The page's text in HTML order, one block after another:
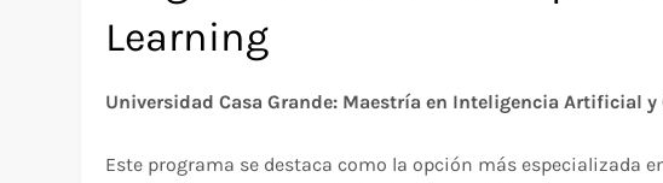
Learning
Universidad Casa Grande: Maestría en Inteligencia Artificial y
Este programa se destaca como la opción más especializada